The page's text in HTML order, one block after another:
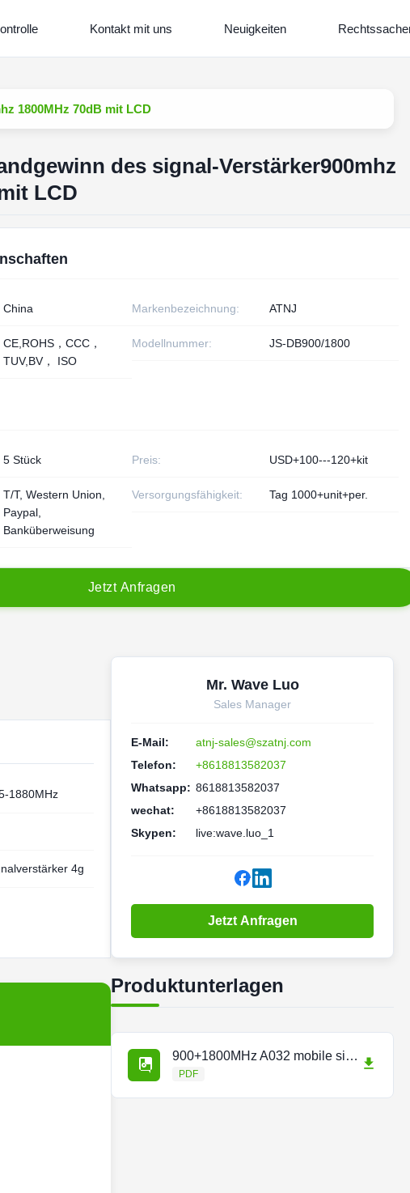
Kontakt mit uns Neuigkeiten
1800MHz 70dB mit LCD
des signal-Verstärker900mhz
LCD
China Markenbezeichnung: ATNJ
CE,ROHS，CCC，
TUV,BV， ISO
Modellnummer: JS-DB900/1800
5 Stück Preis: USD+100---120+kit
T/T, Western Union,
Paypal,
Banküberweisung
Versorgungsfähigkeit: Tag 1000+unit+per.
Jetzt Anfragen
1880MHz
4g
Mr. Wave Luo
Sales Manager
E-Mail:
atnj-sales@szatnj.com
Telefon:
+8618813582037
Whatsapp: 8618813582037
wechat:
+8618813582037
Skypen:
live:wave.luo_1
Jetzt Anfragen
Produktunterlagen
900+1800MHz A032 mobile signal repeater.pdf
PDF